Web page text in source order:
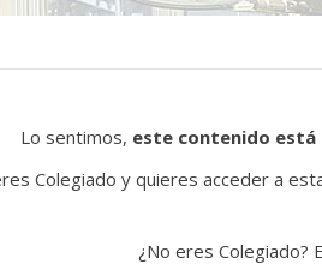
Lo sentimos, este contenido está
Colegiado y quieres acceder a
¿No eres Colegiado?